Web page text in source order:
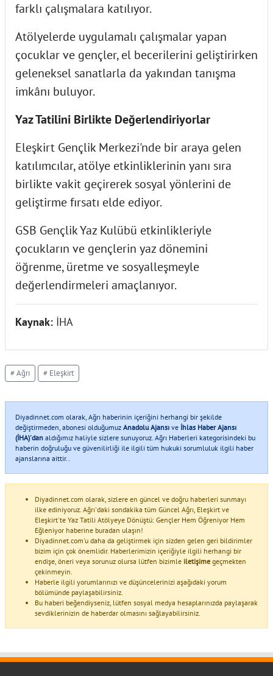
farklı çalışmalara katılıyor.
Atölyelerde uygulamalı çalışmalar yapan
çocuklar ve gençler, el becerilerini geliştirirken
geleneksel sanatlarla da yakından tanışma
imkânı buluyor.
Yaz Tatilini Birlikte Değerlendiriyorlar
Eleşkirt Gençlik Merkezi'nde bir araya gelen
katılımcılar, atölye etkinliklerinin yanı sıra
birlikte vakit geçirerek sosyal yönlerini de
geliştirme fırsatı elde ediyor.
GSB Gençlik Yaz Kulübü etkinlikleriyle
çocukların ve gençlerin yaz dönemini
öğrenme, üretme ve sosyalleşmeyle
değerlendirmeleri amaçlanıyor.
Kaynak: İHA
# Ağrı # Eleşkirt
Diyadinnet.com olarak, Ağrı haberinin içeriğini herhangi bir şekilde
değiştirmeden, abonesi olduğumuz Anadolu Ajansı ve İhlas Haber Ajansı
(İHA)'dan aldığımız haliyle sizlere sunuyoruz. Ağrı Haberleri kategorisindeki bu
haberin doğruluğu ve güvenilirliği ile ilgili tüm hukuki sorumluluk ilgili haber
ajanslarına aittir..
Diyadinnet.com olarak, sizlere en güncel ve doğru haberleri sunmayı
ilke ediniyoruz. Ağrı'daki sondakika tüm Güncel Ağrı, Eleşkirt ve
Eleşkirt'te Yaz Tatili Atölyeye Dönüştü: Gençler Hem Öğreniyor Hem
Eğleniyor haberine buradan ulaşın!
Diyadinnet.com'u daha da geliştirmek için sizden gelen geri bildirimler
bizim için çok önemlidir. Haberlerimizin içeriğiyle ilgili herhangi bir
endişe, öneri veya sorunuz olursa lütfen bizimle iletişime geçmekten
çekinmeyin.
Haberle ilgili yorumlarınızı ve düşüncelerinizi aşağıdaki yorum
bölümünde paylaşabilirsiniz.
Bu haberi beğendiyseniz, lütfen sosyal medya hesaplarınızda paylaşarak
sevdiklerinizin de haberdar olmasını sağlayabilirsiniz.